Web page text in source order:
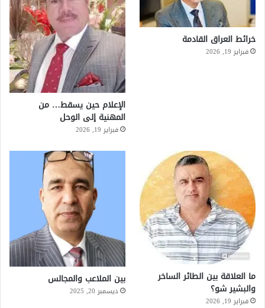
خرائط العراق القادمة
فبراير 19, 2026
الإعلام حين يسقط… من
المهنية إلى الوحل
فبراير 19, 2026
ما العلاقة بين الطائر الساخر
والبشير شو؟
فبراير 19, 2026
بين الملاعب والمجالس
ديسمبر 20, 2025